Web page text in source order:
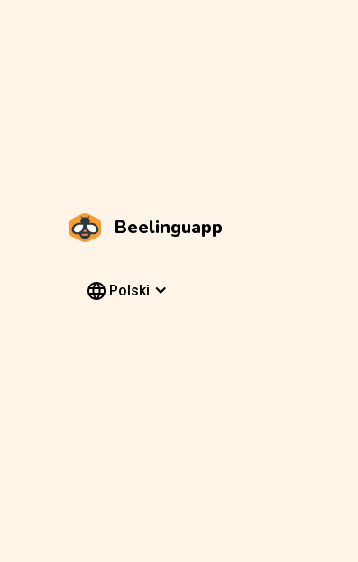
Beelinguapp
Polski